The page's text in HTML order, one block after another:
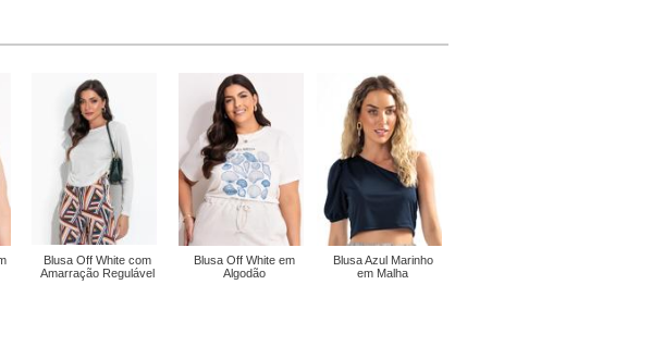
Blusa Off White com
Amarração Regulável
Blusa Off White em
Algodão
Blusa Azul Marinho
em Malha